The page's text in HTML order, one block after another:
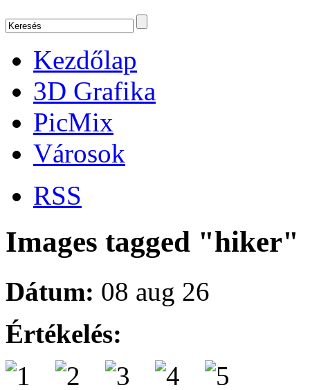
Kezdőlap
3D Grafika
PicMix
Városok
RSS
Images tagged "hiker"
Dátum: 08 aug 26
Értékelés: